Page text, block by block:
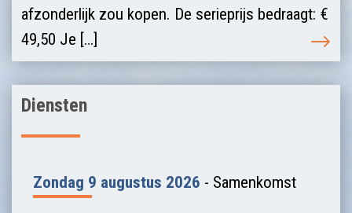
afzonderlijk zou kopen. De serieprijs bedraagt: €
49,50 Je […]
Diensten
Zondag 9 augustus 2026 - Samenkomst